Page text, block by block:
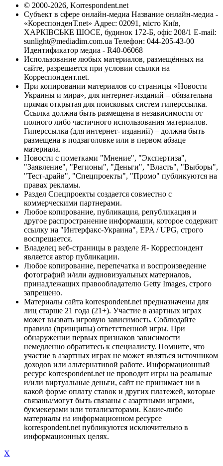
© 2000-2026, Korrespondent.net
Субъект в сфере онлайн-медиа Название онлайн-медиа -
«КореспонденТ.net» Адрес: 02091, місто Київ,
ХАРКІВСЬКЕ ШОСЕ, будинок 172-Б, офіс 208/1 E-mail:
sunlight@mediadim.com.ua Телефон: 044-205-43-00
Идентификатор медиа - R40-06068
Использование любых материалов, размещённых на
сайте, разрешается при условии ссылки на
Корреспондент.net.
При копировании материалов со страницы «Новости
Украины и мира», для интернет-изданий – обязательна
прямая открытая для поисковых систем гиперссылка.
Ссылка должна быть размещена в независимости от
полного либо частичного использования материалов.
Гиперссылка (для интернет- изданий) – должна быть
размещена в подзаголовке или в первом абзаце
материала.
Новости с пометками "Мнение", "Экспертиза",
"Заявление", "Регионы", "Деньги", "Власть", "Выборы",
"Тест-драйв", "Спецпроекты", "Промо" публикуются на
правах рекламы.
Раздел Спецпроекты создается совместно с
коммерческими партнерами.
Любое копирование, публикация, републикация и
другое распространение информации, которое содержит
ссылку на "Интерфакс-Украина", EPA / UPG, строго
воспрещается.
Владелец веб-страницы в разделе Я- Корреспондент
является автор публикации.
Любое копирование, перепечатка и воспроизведение
фотографий и/или аудиовизуальных материалов,
принадлежащих правообладателю Getty Images, строго
запрещено.
Материалы сайта korrespondent.net предназначены для
лиц старше 21 года (21+). Участие в азартных играх
может вызвать игровую зависимость. Соблюдайте
правила (принципы) ответственной игры. При
обнаружении первых признаков зависимости
немедленно обратитесь к специалисту. Помните, что
участие в азартных играх не может являться источником
доходов или альтернативой работе. Информационный
ресурс korrespondent.net не проводит игры на реальные
и/или виртуальные деньги, сайт не принимает ни в
какой форме оплату ставок и других платежей, которые
связаны/могут быть связаны с азартными играми,
букмекерами или тотализаторами. Какие-либо
материалы на информационном ресурсе
korrespondent.net публикуются исключительно в
информационных целях.
X